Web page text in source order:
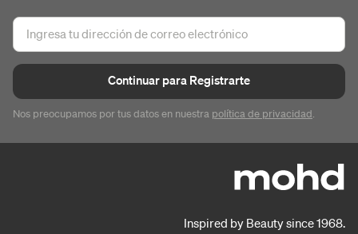
Continuar para Registrarte
Nos preocupamos por tus datos en nuestra política de privacidad.
Inspired by Beauty since 1968.